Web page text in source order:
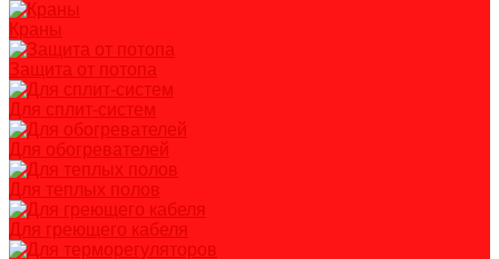
Краны
Защита от потопа
Для сплит-систем
Для обогревателей
Для теплых полов
Для греющего кабеля